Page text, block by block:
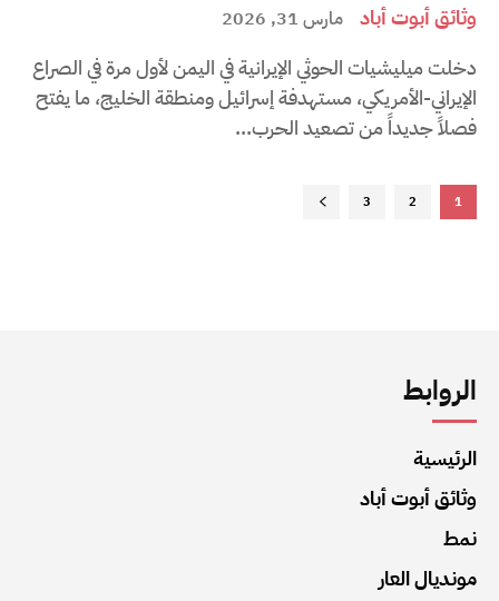
وثائق أبوت أباد مارس 31, 2026
دخلت ميليشيات الحوثي الإيرانية في اليمن لأول مرة في الصراع
الإيراني-الأمريكي، مستهدفة إسرائيل ومنطقة الخليج، ما يفتح
فصلاً جديداً من تصعيد الحرب...
1
2
3
الروابط
الرئيسية
وثائق أبوت أباد
نمط
مونديال العار